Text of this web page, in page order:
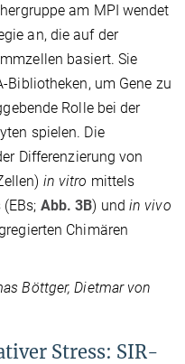
am MPI wendet
an, die auf der
basiert. Sie
Bibliotheken, um Gene zu
Rolle bei der
spielen. Die
Differenzierung von
in vitro mittels
Abb. 3B) und in vivo
Chimären
Böttger, Dietmar von
Stress: SIR-